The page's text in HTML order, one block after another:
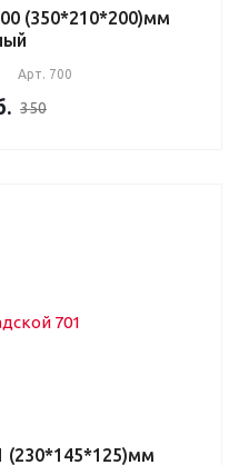
(350*210*200)мм
Арт. 700
350
(230*145*125)мм